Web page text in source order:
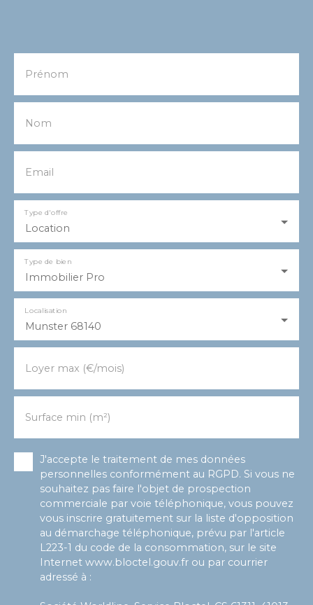
Prénom
Nom
Email
Location
Type d'offre
Immobilier Pro
Type de bien
Munster 68140
Localisation
Loyer max (€/mois)
Surface min (m²)
J'accepte le traitement de mes données
personnelles conformément au RGPD. Si vous ne
souhaitez pas faire l'objet de prospection
commerciale par voie téléphonique, vous pouvez
vous inscrire gratuitement sur la liste d'opposition
au démarchage téléphonique, prévu par l'article
L223-1 du code de la consommation, sur le site
Internet www.bloctel.gouv.fr ou par courrier
adressé à :